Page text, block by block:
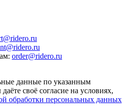
: order@ridero.ru
данные по указанным
своё согласие на условиях,
обработки персональных данных